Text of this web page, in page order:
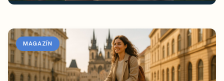
MAGAZÍN